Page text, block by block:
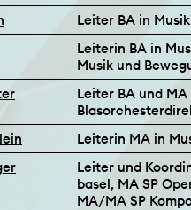
Leiter BA in Musik
Leiterin BA in
Musik und
Leiter BA und MA
Leiterin MA in
Leiter und
basel, MA SP
MA/MA SP